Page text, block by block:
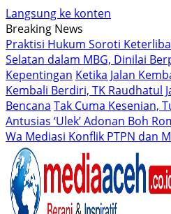
Langsung ke konten
Breaking News
Praktisi Hukum Soroti
Selatan dalam MBG, Dinilai
Kepentingan Ketika Jalan
Kembali Berdiri, TK Raudhatul
Bencana Tak Cuma Kesenian,
Antusias ‘Ulek’ Adonan Boh
Wa Mediasi Konflik PTPN dan